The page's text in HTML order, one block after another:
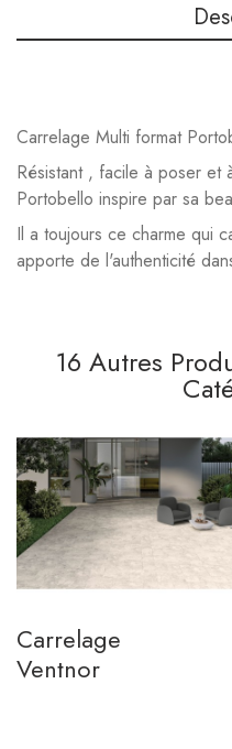
Carrelage Multi format
Résistant , facile à poser et
Portobello inspire par sa
Il a toujours ce charme qui
apporte de l'authenticité
16 Autres
Carrelage
Ventnor